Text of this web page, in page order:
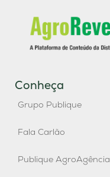
Conheça
Grupo Publique
Fala Carlão
Publique AgroAgência